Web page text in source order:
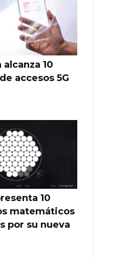
10
accesos 5G
10
matemáticos
por su nueva